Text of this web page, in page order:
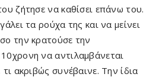
ζήτησε να καθίσει επάνω του.
τα ρούχα της και να μείνει
την κρατούσε την
να αντιλαμβάνεται
ακριβώς συνέβαινε. Την ίδια